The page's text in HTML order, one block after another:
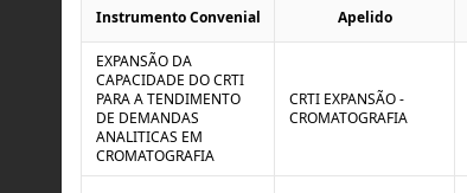
Instrumento Convenial Apelido
EXPANSÃO DA
CAPACIDADE DO CRTI
PARA A TENDIMENTO
DE DEMANDAS
ANALITICAS EM
CROMATOGRAFIA
CRTI EXPANSÃO -
CROMATOGRAFIA